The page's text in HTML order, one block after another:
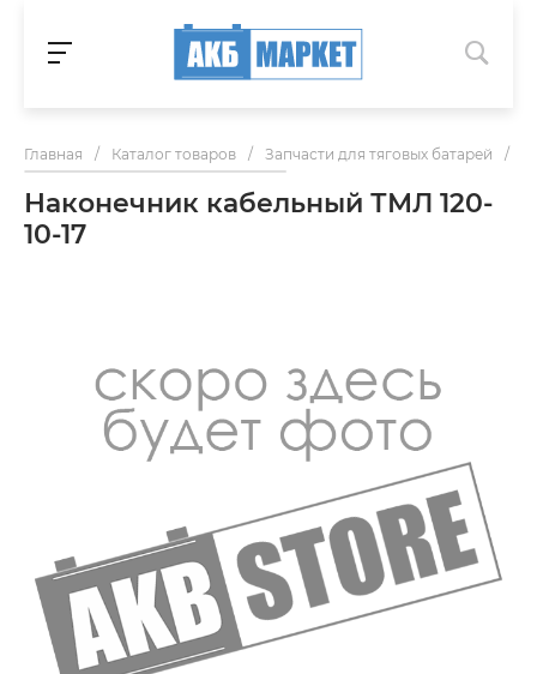
Главная / Каталог товаров / Запчасти для тяговых батарей /
Наконечник кабельный ТМЛ 120-
10-17